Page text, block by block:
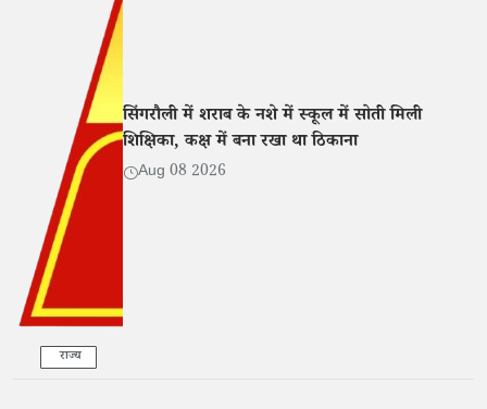
राज्य
सिंगरौली में शराब के नशे में स्कूल में सोती मिली
शिक्षिका, कक्ष में बना रखा था ठिकाना
Aug 08 2026